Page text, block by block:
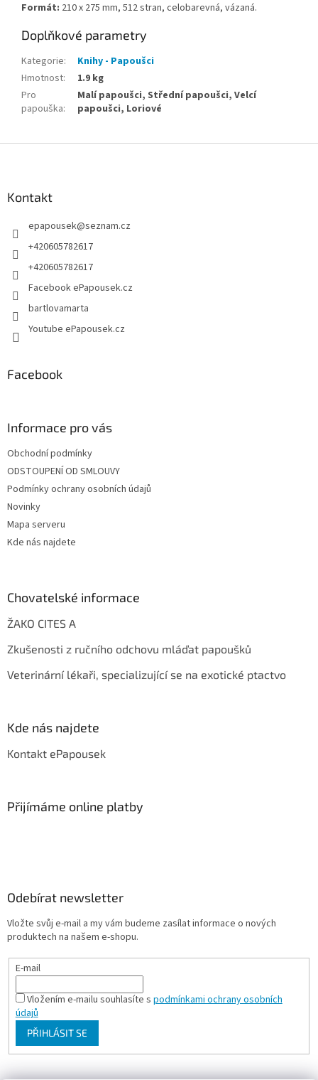
Formát: 210 x 275 mm, 512 stran, celobarevná, vázaná.
Doplňkové parametry
Kategorie:
Knihy - Papoušci
Hmotnost:
1.9 kg
Pro
papouška:
Malí papoušci, Střední papoušci, Velcí
papoušci, Loriové
Kontakt
epapousek@seznam.cz
+420605782617
+420605782617
Facebook ePapousek.cz
bartlovamarta
Youtube ePapousek.cz
Facebook
Informace pro vás
Obchodní podmínky
ODSTOUPENÍ OD SMLOUVY
Podmínky ochrany osobních údajů
Novinky
Mapa serveru
Kde nás najdete
Chovatelské informace
ŽAKO CITES A
Zkušenosti z ručního odchovu mláďat papoušků
Veterinární lékaři, specializující se na exotické ptactvo
Kde nás najdete
Kontakt ePapousek
Přijímáme online platby
Odebírat newsletter
Vložte svůj e-mail a my vám budeme zasílat informace o nových
produktech na našem e-shopu.
E-mail
Vložením e-mailu souhlasíte s podmínkami ochrany osobních
údajů
PŘIHLÁSIT SE